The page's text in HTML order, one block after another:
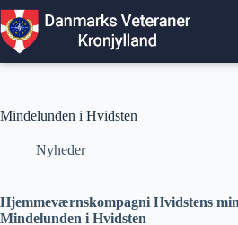
Fortsæt
til
indhold
Mindelunden i Hvidsten
Nyheder
Hjemmeværnskompagni Hvidstens
Mindelunden i Hvidsten